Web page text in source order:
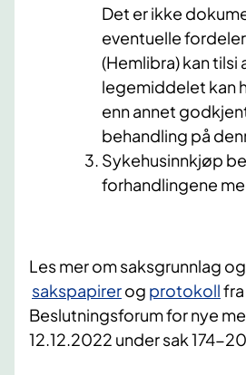
Det er ikke
eventuelle
(Hemlibra) kan tilsi
legemiddelet kan
enn annet
behandling på
Sykehusinnkjøp
forhandlingene
Les mer om saksgrunnlag
sakspapirer​og protokollfra
Beslutningsforum for nye
12.12.2022 under sak 174-